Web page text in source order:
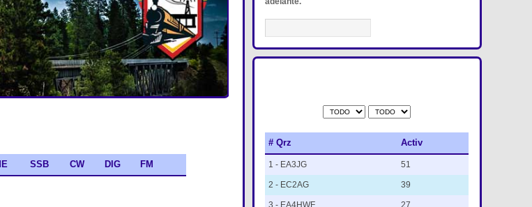
SSB CW DIG FM
# Qrz Activ
1 - EA3JG 51
2 - EC2AG 39
3 - EA4HWF 27